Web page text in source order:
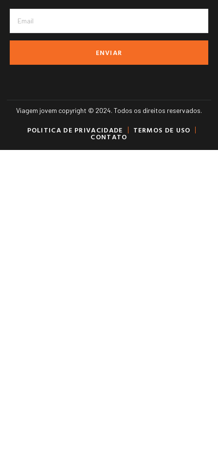
ENVIAR
Viagem jovem copyright © 2024. Todos os direitos reservados.
POLITICA DE PRIVACIDADE TERMOS DE USO
CONTATO